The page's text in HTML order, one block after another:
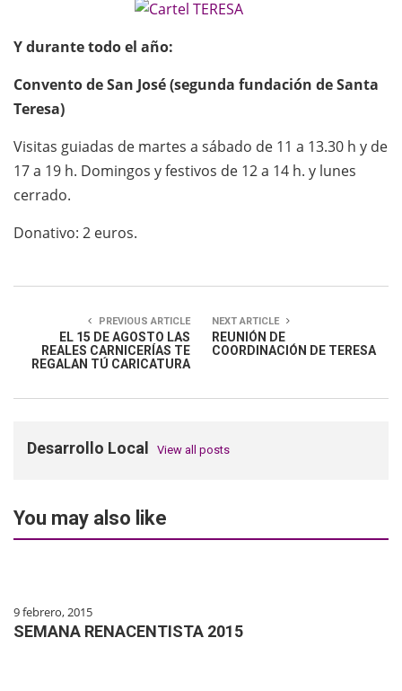
Y durante todo el año:
Convento de San José (segunda fundación de Santa
Teresa)
Visitas guiadas de martes a sábado de 11 a 13.30 h y de
17 a 19 h. Domingos y festivos de 12 a 14 h. y lunes
cerrado.
Donativo: 2 euros.
PREVIOUS ARTICLE
EL 15 DE AGOSTO LAS
REALES CARNICERÍAS TE
REGALAN TÚ CARICATURA
NEXT ARTICLE
REUNIÓN DE
COORDINACIÓN DE TERESA
Desarrollo Local View all posts
You may also like
9 febrero, 2015
SEMANA RENACENTISTA 2015